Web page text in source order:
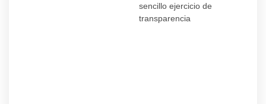
sencillo ejercicio de
transparencia